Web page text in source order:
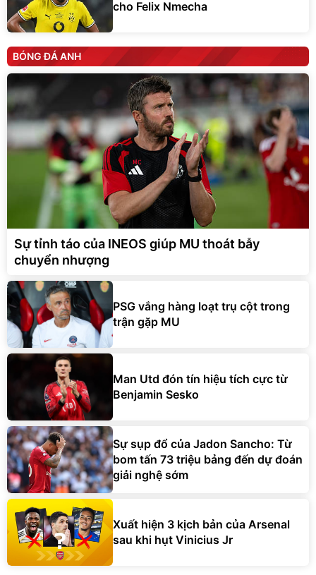
cho Felix Nmecha
BÓNG ĐÁ ANH
Sự tỉnh táo của INEOS giúp MU thoát bẫy
chuyển nhượng
PSG vắng hàng loạt trụ cột trong
trận gặp MU
Man Utd đón tín hiệu tích cực từ
Benjamin Sesko
Sự sụp đổ của Jadon Sancho: Từ
bom tấn 73 triệu bảng đến dự đoán
giải nghệ sớm
Xuất hiện 3 kịch bản của Arsenal
sau khi hụt Vinicius Jr